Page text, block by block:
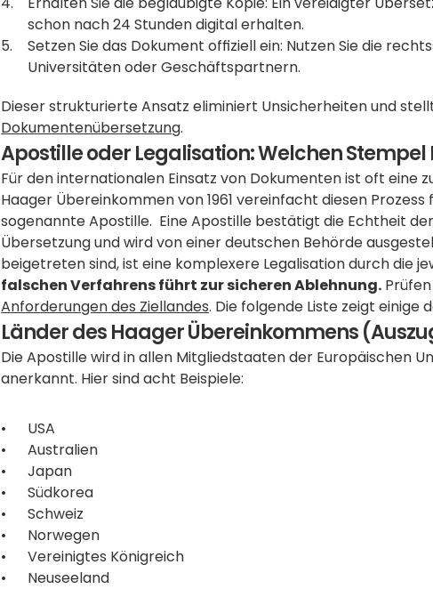
schon nach 24 Stunden digital erhalten.
Setzen Sie das Dokument offiziell ein: Nutzen Sie die
Universitäten oder Geschäftspartnern.
Dokumentenübersetzung.
Apostille oder Legalisation: Welchen
Für den internationalen Einsatz von Dokumenten ist oft eine
Haager Übereinkommen von 1961 vereinfacht diesen
sogenannte Apostille.  Eine Apostille bestätigt die Echtheit
Übersetzung und wird von einer deutschen Behörde
beigetreten sind, ist eine komplexere Legalisation durch die
falschen Verfahrens führt zur sicheren Ablehnung.
Anforderungen des Ziellandes. Die folgende Liste zeigt einige
Länder des Haager Übereinkommens
Die Apostille wird in allen Mitgliedstaaten der Europäischen
anerkannt. Hier sind acht Beispiele:
USA
Australien
Japan
Südkorea
Schweiz
Norwegen
Vereinigtes Königreich
Neuseeland